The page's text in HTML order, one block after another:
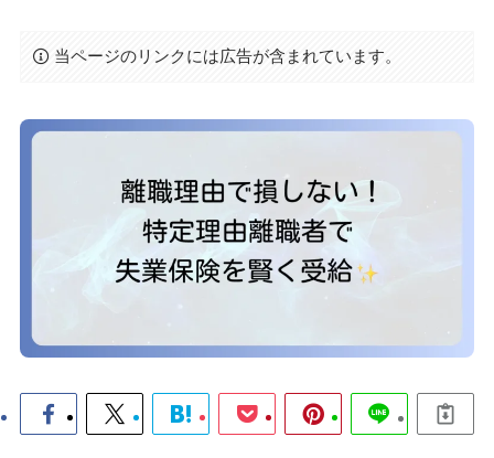
当ページのリンクには広告が含まれています。